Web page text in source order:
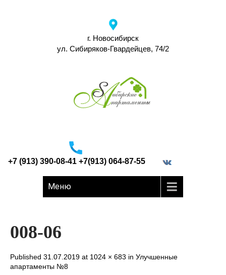
г. Новосибирск
ул. Сибиряков-Гвардейцев, 74/2
+7 (913) 390-08-41 +7(913) 064-87-55
Меню
008-06
Published 31.07.2019 at 1024 × 683 in Улучшенные
апартаменты №8